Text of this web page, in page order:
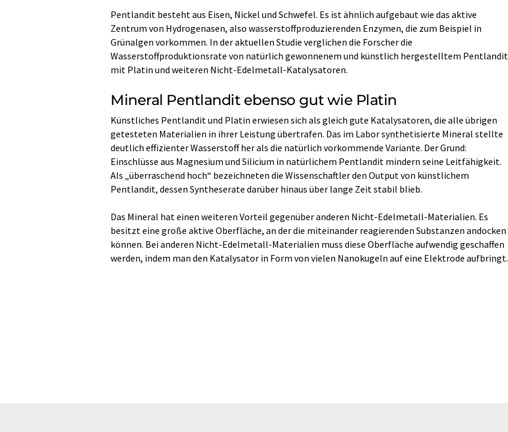
Pentlandit besteht aus Eisen, Nickel und Schwefel. Es ist ähnlich aufgebaut wie das aktive
Zentrum von Hydrogenasen, also wasserstoffproduzierenden Enzymen, die zum Beispiel in
Grünalgen vorkommen. In der aktuellen Studie verglichen die Forscher die
Wasserstoffproduktionsrate von natürlich gewonnenem und künstlich hergestelltem Pentlandit
mit Platin und weiteren Nicht-Edelmetall-Katalysatoren.
Mineral Pentlandit ebenso gut wie Platin
Künstliches Pentlandit und Platin erwiesen sich als gleich gute Katalysatoren, die alle übrigen
getesteten Materialien in ihrer Leistung übertrafen. Das im Labor synthetisierte Mineral stellte
deutlich effizienter Wasserstoff her als die natürlich vorkommende Variante. Der Grund:
Einschlüsse aus Magnesium und Silicium in natürlichem Pentlandit mindern seine Leitfähigkeit.
Als „überraschend hoch“ bezeichneten die Wissenschaftler den Output von künstlichem
Pentlandit, dessen Syntheserate darüber hinaus über lange Zeit stabil blieb.
Das Mineral hat einen weiteren Vorteil gegenüber anderen Nicht-Edelmetall-Materialien. Es
besitzt eine große aktive Oberfläche, an der die miteinander reagierenden Substanzen andocken
können. Bei anderen Nicht-Edelmetall-Materialien muss diese Oberfläche aufwendig geschaffen
werden, indem man den Katalysator in Form von vielen Nanokugeln auf eine Elektrode aufbringt.